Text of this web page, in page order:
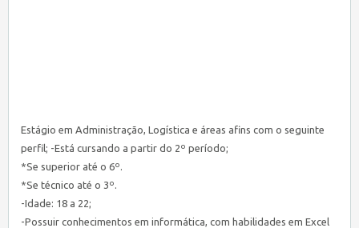
Estágio em Administração, Logística e áreas afins com o seguinte
perfil; -Está cursando a partir do 2º período;
*Se superior até o 6º.
*Se técnico até o 3º.
-Idade: 18 a 22;
-Possuir conhecimentos em informática, com habilidades em Excel